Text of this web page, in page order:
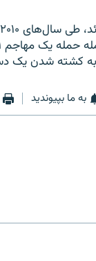
به ما بپیوندید